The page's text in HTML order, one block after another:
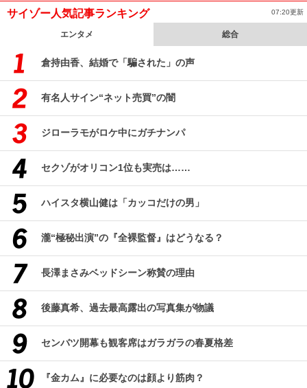
サイゾー人気記事ランキング 07:20更新
エンタメ 総合
倉持由香、結婚で「騙された」の声
有名人サイン“ネット売買”の闇
ジローラモがロケ中にガチナンパ
セクゾがオリコン1位も実売は……
ハイスタ横山健は「カッコだけの男」
瀧“極秘出演”の『全裸監督』はどうなる？
長澤まさみベッドシーン称賛の理由
後藤真希、過去最高露出の写真集が物議
センバツ開幕も観客席はガラガラの春夏格差
『金カム』に必要なのは顔より筋肉？